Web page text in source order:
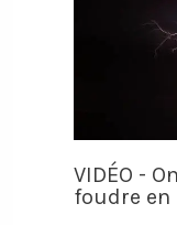
VIDÉO -
foudre